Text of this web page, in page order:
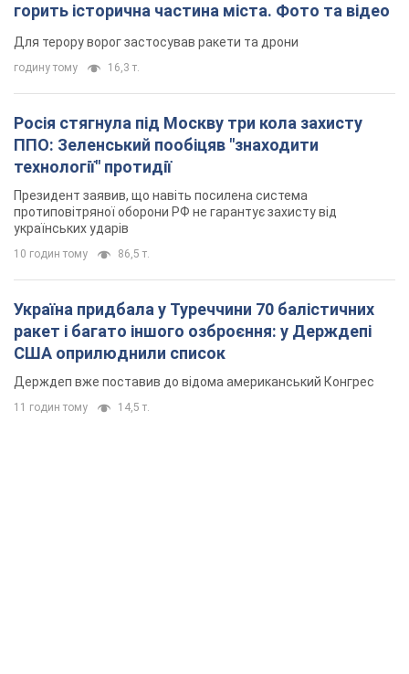
горить історична частина міста. Фото та відео
Для терору ворог застосував ракети та дрони
годину тому 16,3 т.
Росія стягнула під Москву три кола захисту
ППО: Зеленський пообіцяв "знаходити
технології" протидії
Президент заявив, що навіть посилена система
протиповітряної оборони РФ не гарантує захисту від
українських ударів
10 годин тому 86,5 т.
Україна придбала у Туреччини 70 балістичних
ракет і багато іншого озброєння: у Держдепі
США оприлюднили список
Держдеп вже поставив до відома американський Конгрес
11 годин тому 14,5 т.